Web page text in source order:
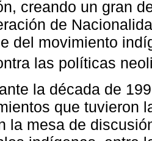
creando un gran
de
del movimiento
las políticas
la década de
que tuvieron
la mesa de